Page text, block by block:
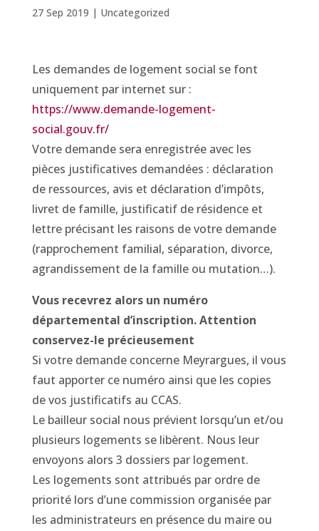
27 Sep 2019 | Uncategorized
Les demandes de logement social se font
uniquement par internet sur :
https://www.demande-logement-
social.gouv.fr/
Votre demande sera enregistrée avec les
pièces justificatives demandées : déclaration
de ressources, avis et déclaration d’impôts,
livret de famille, justificatif de résidence et
lettre précisant les raisons de votre demande
(rapprochement familial, séparation, divorce,
agrandissement de la famille ou mutation…).
Vous recevrez alors un numéro
départemental d’inscription. Attention
conservez-le précieusement
Si votre demande concerne Meyrargues, il vous
faut apporter ce numéro ainsi que les copies
de vos justificatifs au CCAS.
Le bailleur social nous prévient lorsqu’un et/ou
plusieurs logements se libèrent. Nous leur
envoyons alors 3 dossiers par logement.
Les logements sont attribués par ordre de
priorité lors d’une commission organisée par
les administrateurs en présence du maire ou